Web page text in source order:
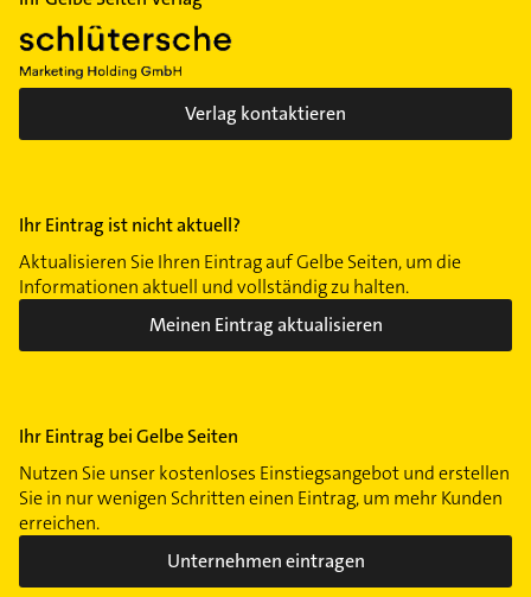
Verlag kontaktieren
Ihr Eintrag ist nicht aktuell?
Aktualisieren Sie Ihren Eintrag auf Gelbe Seiten, um die
Informationen aktuell und vollständig zu halten.
Meinen Eintrag aktualisieren
Ihr Eintrag bei Gelbe Seiten
Nutzen Sie unser kostenloses Einstiegsangebot und erstellen
Sie in nur wenigen Schritten einen Eintrag, um mehr Kunden
erreichen.
Unternehmen eintragen